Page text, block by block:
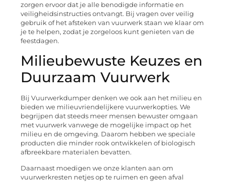
zorgen ervoor dat je alle benodigde informatie en
veiligheidsinstructies ontvangt. Bij vragen over veilig
gebruik of het afsteken van vuurwerk staan we klaar om
je te helpen, zodat je zorgeloos kunt genieten van de
feestdagen.
Milieubewuste Keuzes en
Duurzaam Vuurwerk
Bij Vuurwerkdumper denken we ook aan het milieu en
bieden we milieuvriendelijkere vuurwerkopties. We
begrijpen dat steeds meer mensen bewuster omgaan
met vuurwerk vanwege de mogelijke impact op het
milieu en de omgeving. Daarom hebben we speciale
producten die minder rook ontwikkelen of biologisch
afbreekbare materialen bevatten.
Daarnaast moedigen we onze klanten aan om
vuurwerkresten netjes op te ruimen en geen afval